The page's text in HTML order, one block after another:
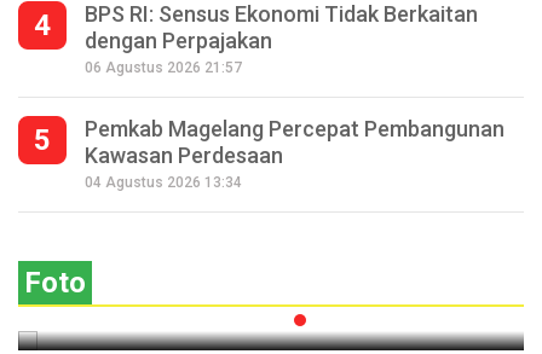
4
BPS RI: Sensus Ekonomi Tidak Berkaitan
dengan Perpajakan
06 Agustus 2026 21:57
5
Pemkab Magelang Percepat Pembangunan
Kawasan Perdesaan
04 Agustus 2026 13:34
Foto
Seperempat Abad Perhelatan Festival
Lima Gunung XXV Kobarkan Semangat